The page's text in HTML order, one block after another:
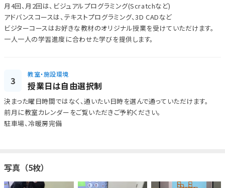
月4回、月2回は、ビジュアルプログラミング(Scratchなど)
アドバンスコースは、テキストプログラミング、3D CADなど
ビジターコースはお好きな教材のオリジナル授業を受けていただけます。
一人一人の学習進度に合わせた学びを提供します。
3
教室・施設環境
授業日は自由選択制
決まった曜日時間ではなく、通いたい日時を選んで通っていただけます。
前月に教室カレンダーをご覧いただきご予約ください。
駐車場、冷暖房完備
写真（5枚）